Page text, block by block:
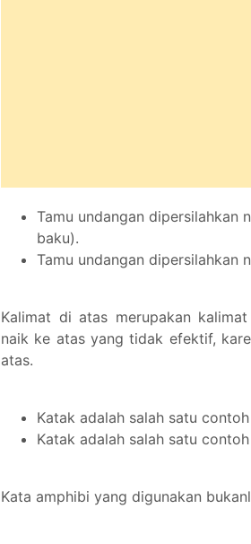
Tamu undangan dipersilahkan
baku).
Tamu undangan dipersilahkan
Kalimat di atas merupakan
naik ke atas yang tidak efektif,
atas.
Katak adalah salah satu
Katak adalah salah satu
Kata amphibi yang digunakan